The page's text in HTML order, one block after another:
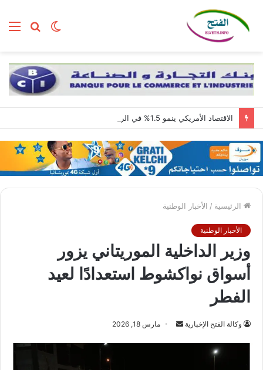
بحث الوضع
الرئيسية / الأخبار الوطنية
الأخبار الوطنية
وزير الداخلية الموريتاني يزور
أسواق نواكشوط استعدادًا لعيد
الفطر
وكالة الفتح الإخبارية
أرسل مارس 18, 2026